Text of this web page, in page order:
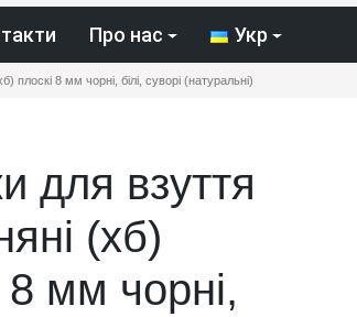
Про нас Укр
плоскі 8 мм чорні, білі, суворі (натуральні)
для взуття
(хб)
8 мм чорні,